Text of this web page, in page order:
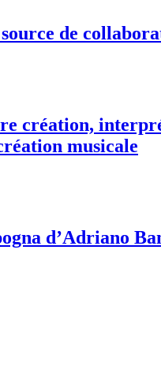
de
création,
musicale
d’Adriano